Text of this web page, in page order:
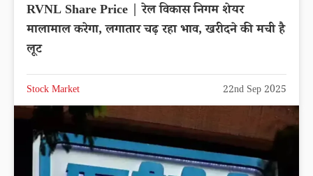
RVNL Share Price | रेल विकास निगम शेयर
मालामाल करेगा, लगातार चढ़ रहा भाव, खरीदने की मची है
लूट
Stock Market 22nd Sep 2025